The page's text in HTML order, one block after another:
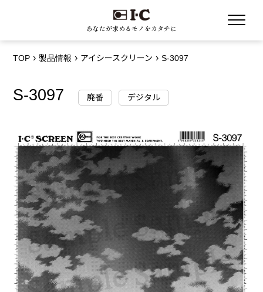
あなたが求めるモノをカタチに
TOP 製品情報 アイシースクリーン S-3097
S-3097 廃番 デジタル